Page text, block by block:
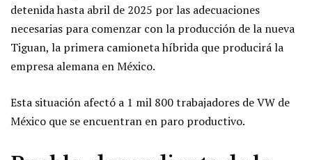
detenida hasta abril de 2025 por las adecuaciones
necesarias para comenzar con la producción de la nueva
Tiguan, la primera camioneta híbrida que producirá la
empresa alemana en México.
Esta situación afectó a 1 mil 800 trabajadores de VW de
México que se encuentran en paro productivo.